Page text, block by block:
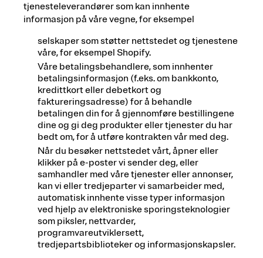
tjenesteleverandører som kan innhente
informasjon på våre vegne, for eksempel
selskaper som støtter nettstedet og tjenestene
våre, for eksempel Shopify.
Våre betalingsbehandlere, som innhenter
betalingsinformasjon (f.eks. om bankkonto,
kredittkort eller debetkort og
faktureringsadresse) for å behandle
betalingen din for å gjennomføre bestillingene
dine og gi deg produkter eller tjenester du har
bedt om, for å utføre kontrakten vår med deg.
Når du besøker nettstedet vårt, åpner eller
klikker på e-poster vi sender deg, eller
samhandler med våre tjenester eller annonser,
kan vi eller tredjeparter vi samarbeider med,
automatisk innhente visse typer informasjon
ved hjelp av elektroniske sporingsteknologier
som piksler, nettvarder,
programvareutviklersett,
tredjepartsbiblioteker og informasjonskapsler.